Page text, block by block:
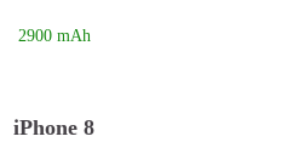
2900 mAh
iPhone 8